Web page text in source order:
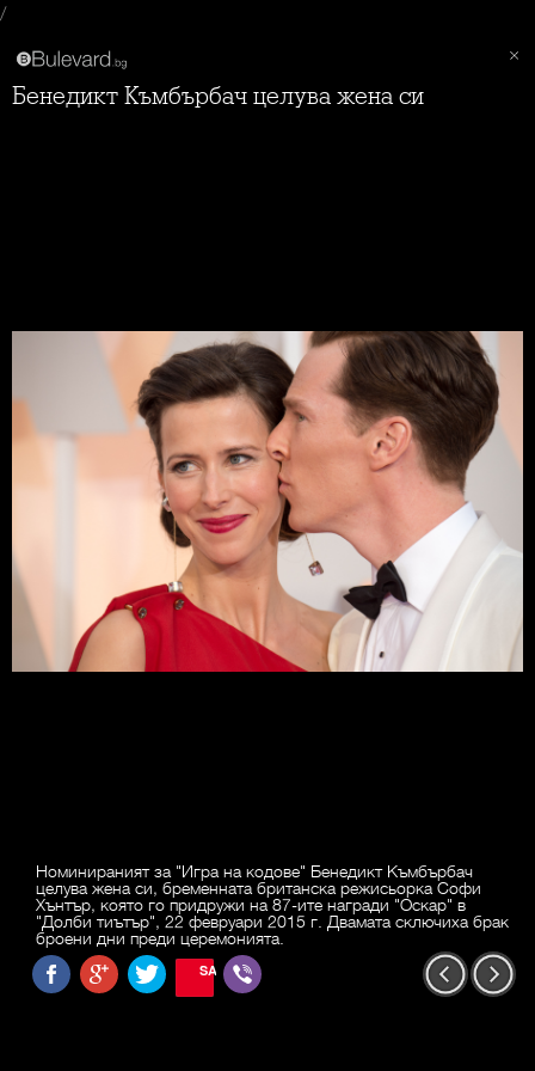
/
Бенедикт Къмбърбач целува жена си
Номинираният за "Игра на кодове" Бенедикт Къмбърбач
целува жена си, бременната британска режисьорка Софи
Хънтър, която го придружи на 87-ите награди "Оскар" в
"Долби тиътър", 22 февруари 2015 г. Двамата сключиха брак
броени дни преди церемонията.
SAVE